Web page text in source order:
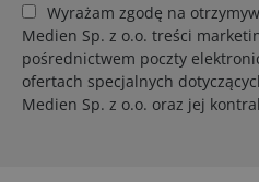
Wyrażam zgodę na
Medien Sp. z o.o. treści
pośrednictwem poczty
ofertach specjalnych
Medien Sp. z